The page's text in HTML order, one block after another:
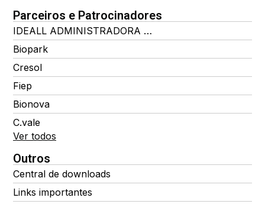
Parceiros e Patrocinadores
IDEALL ADMINISTRADORA DE BENEFÍCIOS
Biopark
Cresol
Fiep
Bionova
C.vale
Ver todos
Outros
Central de downloads
Links importantes